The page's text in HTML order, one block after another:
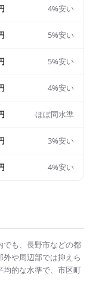
4%安い
5%安い
5%安い
4%安い
ほぼ同水準
3%安い
4%安い
も、 長野市などの都
や周辺部では抑えら
均的な水準で、市区町